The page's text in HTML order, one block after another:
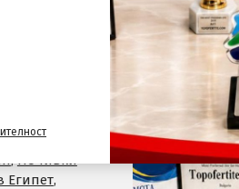
в село
,Почивки
Египет,